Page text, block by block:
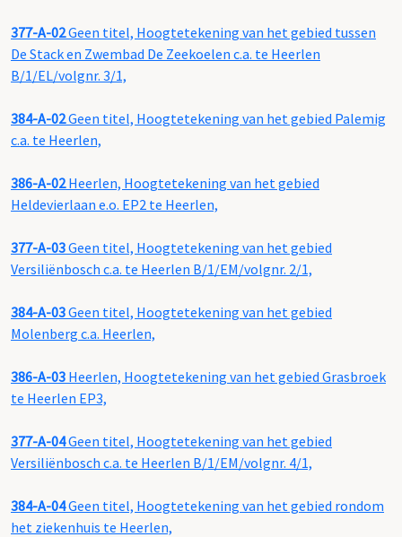
377-A-02Geen titel, Hoogtetekening van het gebied tussen
De Stack en Zwembad De Zeekoelen c.a. te Heerlen
B/1/EL/volgnr. 3/1,
384-A-02Geen titel, Hoogtetekening van het gebied Palemig
c.a. te Heerlen,
386-A-02Heerlen, Hoogtetekening van het gebied
Heldevierlaan e.o. EP2 te Heerlen,
377-A-03Geen titel, Hoogtetekening van het gebied
Versiliënbosch c.a. te Heerlen B/1/EM/volgnr. 2/1,
384-A-03Geen titel, Hoogtetekening van het gebied
Molenberg c.a. Heerlen,
386-A-03 Heerlen, Hoogtetekening van het gebied Grasbroek
te Heerlen EP3,
377-A-04Geen titel, Hoogtetekening van het gebied
Versiliënbosch c.a. te Heerlen B/1/EM/volgnr. 4/1,
384-A-04Geen titel, Hoogtetekening van het gebied rondom
het ziekenhuis te Heerlen,